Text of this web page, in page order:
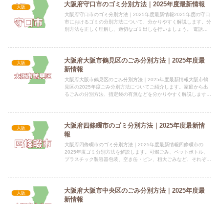
大阪 大阪府守口市のゴミ分別方法｜2025年度最新情報
大阪府守口市のゴミ分別方法｜2025年度最新情報2025年度の守口
市におけるゴミの分別方法について、分かりやすく解説します。分
別方法を正しく理解し、適切なゴミ出しを行いましょう。 電話番
大阪
大阪府大阪市鶴見区のごみ分別方法｜2025年度最
新情報
大阪府大阪市鶴見区のごみ分別方法｜2025年度最新情報大阪市鶴
見区の2025年度ごみ分別方法についてご紹介します。家庭から出
るごみの分別方法、指定袋の有無などを分かりやすく解説します。
大阪
大阪府四條畷市のゴミ分別方法｜2025年度最新情
報
大阪府四條畷市のゴミ分別方法｜2025年度最新情報四條畷市の
2025年度ゴミ分別方法を解説します。可燃ごみ、ペットボトル、
プラスチック製容器包装、空き缶・ビン、粗大ごみなど、それぞれ
大阪
大阪府大阪市中央区のごみ分別方法｜2025年度最
新情報